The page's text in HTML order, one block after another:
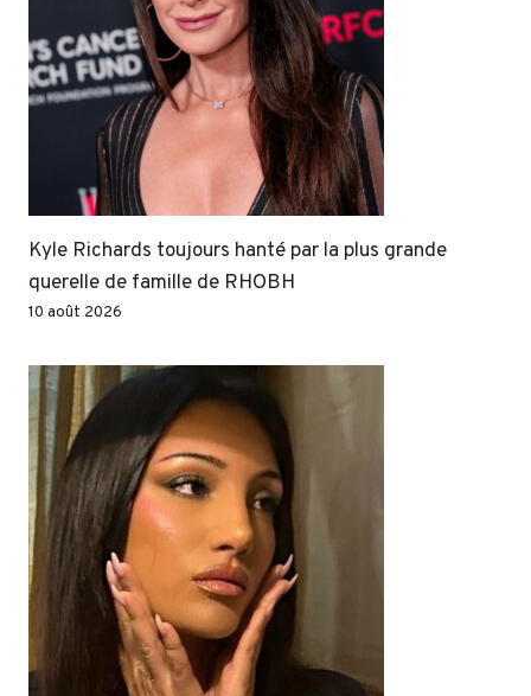
Kyle Richards toujours hanté par la plus grande
querelle de famille de RHOBH
10 août 2026